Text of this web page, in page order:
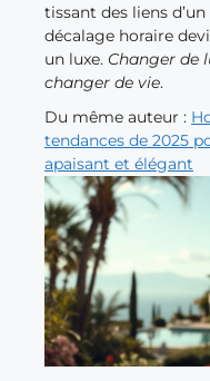
tissant des liens
décalage horaire
un luxe. Changer de
changer de vie.
Du même auteur :
tendances de 2025
apaisant et élégant